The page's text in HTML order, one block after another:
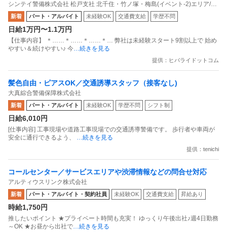
払いもOK／毎週水曜日がお給料日最短翌日面接OK！応募後に届
くURLから面接日時を選んでね交通費全額支給なので遠方の方も
問題なし！未経験歓迎 ／ 警備スタッフ
シンテイ警備株式会社 松戸支社 北千住・竹ノ塚・梅島(イベント-2)エリア/A3
203200113
新着 パート・アルバイト 未経験OK 交通費支給 学歴不問
日給1万円〜1.1万円
【仕事内容】 ＊……＊……＊……＊… 弊社は未経験スタート9割以上で 始め
やすい＆続けやすい♪ 今…続きを見る
提供：ヒバライドットコム
髪色自由・ピアスOK／交通誘導スタッフ（接客なし)
大真綜合警備保障株式会社
新着 パート・アルバイト 未経験OK 学歴不問 シフト制
日給6,010円
[仕事内容] 工事現場や道路工事現場での交通誘導警備です。 歩行者や車両が
安全に通行できるよう、 …続きを見る
提供：tenichi
コールセンター／サービスエリアや渋滞情報などの問合せ対応
アルティウスリンク株式会社
新着 パート・アルバイト・契約社員 未経験OK 交通費支給 昇給あり
時給1,750円
推したいポイント ★プライベート時間も充実！ ゆっくり午後出社♪週4日勤務
～OK ★お昼から出社で…続きを見る